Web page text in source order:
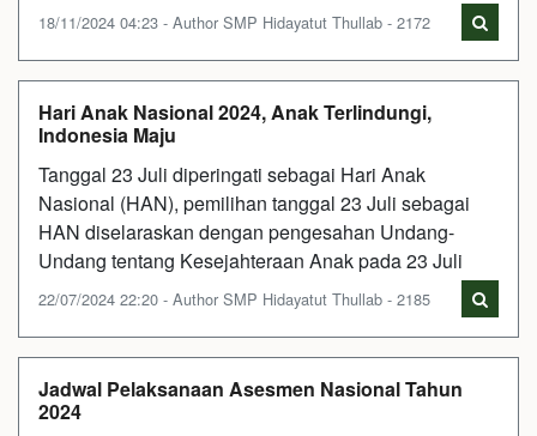
18/11/2024 04:23 - Author SMP Hidayatut Thullab - 2172
Hari Anak Nasional 2024, Anak Terlindungi,
Indonesia Maju
Tanggal 23 Juli diperingati sebagai Hari Anak
Nasional (HAN), pemilihan tanggal 23 Juli sebagai
HAN diselaraskan dengan pengesahan Undang-
Undang tentang Kesejahteraan Anak pada 23 Juli
22/07/2024 22:20 - Author SMP Hidayatut Thullab - 2185
Jadwal Pelaksanaan Asesmen Nasional Tahun
2024